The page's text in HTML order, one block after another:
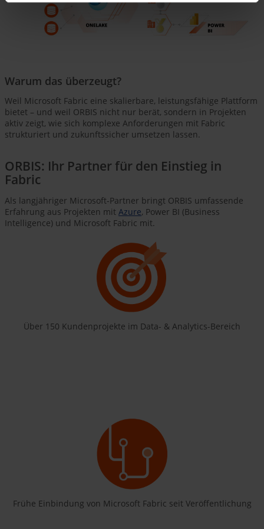
Warum das überzeugt?
Weil Microsoft Fabric eine skalierbare, leistungsfähige Plattform
bietet – und weil ORBIS nicht nur berät, sondern in Projekten
aktiv zeigt, wie sich komplexe Anforderungen mit Fabric
strukturiert und zukunftssicher umsetzen lassen.
ORBIS: Ihr Partner für den Einstieg in
Fabric
Als langjähriger Microsoft-Partner bringt ORBIS umfassende
Erfahrung aus Projekten mit Azure, Power BI (Business
Intelligence) und Microsoft Fabric mit.
Über 150 Kundenprojekte im Data- & Analytics-Bereich
Frühe Einbindung von Microsoft Fabric seit Veröffentlichung